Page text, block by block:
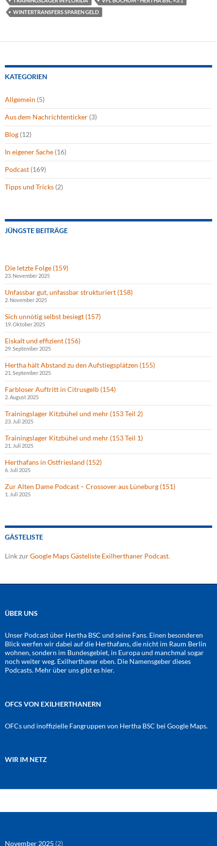
WINTERTRANSFERS SPAREN GELD
KATEGORIEN
Allgemein (5)
Aus dem Nachrichtenticker (3)
Blog (12)
In eigener Sache (16)
Podcast (169)
Tipps und Tricks (2)
JÜNGSTE BEITRÄGE
Die letzte Folge (159)
23. November 2025
Unfassbar gut, unfassbar strukturiert (158)
2. November 2025
Sich unnötig selbst besiegt (157)
19. Oktober 2025
Eiskalt und effizient (156)
29. September 2025
Hertha hält Abstand zu den Aufstiegsplätzen (155)
21. September 2025
Farbloser Auftritt in Citrusgelb (154)
2. August 2025
Trainingslager Kitzbühel und mehr (153 Teil 2)
23. Juli 2025
Trainingslager Kitzbühel und mehr (153 Teil 1)
21. Juli 2025
Herthafans in Ostfriesland (152)
6. Juli 2025
Zur Alten Dame Podcast – Crossover aus Lüneburg (151)
1. Juli 2025
GÄSTELISTE
Link zurGoogle Maps Gästeliste Exilherthaner Podcast.
ÜBER UNS
Unser Podcast über Hertha BSC und seine Fans. Einen besonderen
Blick werfen wir dabei auf die Herthafans, die nicht im Raum Berlin
wohnen, sondern im Bundesgebiet, in Europa und manchmal sogar
noch weiter weg. Exilherthaner eben. Die Namensgeber dieses
Podcasts. Mehr über uns gibt es hier.
OFCS VON EXILHERTHANERN
OFCs und inoffizielle Fangruppen von Hertha BSC bei Google Maps.
WIR IM NETZ
November 2025 (2)